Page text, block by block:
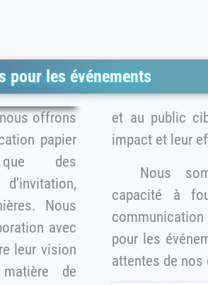
pour les événements
papier
que des
leur vision
et au public cible pour
impact et leur
Nous
capacité à
communication papier
pour les